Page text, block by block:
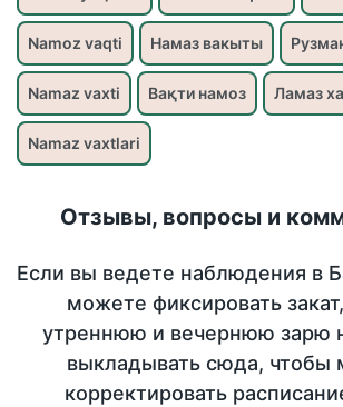
Namoz vaqti Намаз вакыты
Namaz vaxti Вақти намоз Ламаз
Namaz vaxtlari
Отзывы, вопросы и
Если вы ведете наблюдения в
можете фиксировать
утреннюю и вечернюю зарю
выкладывать сюда, чтобы
корректировать